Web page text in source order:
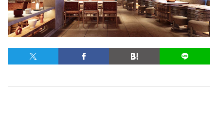
テキーラの飲み方 How to Drink Tequila
テキーラマップ Tequila Map